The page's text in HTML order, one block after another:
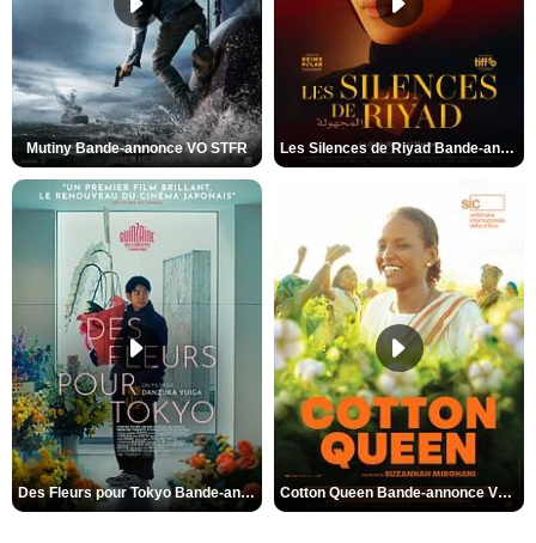
Mutiny Bande-annonce VO STFR Les Silences de Riyad Bande-annonce VO STFR
Des Fleurs pour Tokyo Bande-annonce VO STFR Cotton Queen Bande-annonce VO STFR